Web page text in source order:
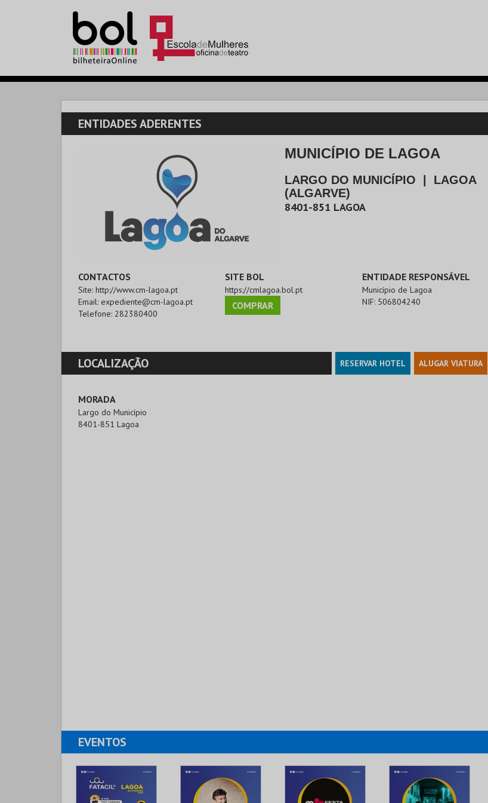
ENTIDADES ADERENTES
MUNICÍPIO DE LAGOA
LARGO DO MUNICÍPIO
LAGOA
(ALGARVE)
8401-851 LAGOA
CONTACTOS
Site: http://www.cm-lagoa.pt
Email: expediente@cm-lagoa.pt
Telefone: 282380400
SITE BOL
https://cmlagoa.bol.pt
COMPRAR
ENTIDADE RESPONSÁVEL
Município de Lagoa
NIF: 506804240
LOCALIZAÇÃO RESERVAR HOTEL ALUGAR VIATURA
MORADA
Largo do Município
8401-851 Lagoa
EVENTOS